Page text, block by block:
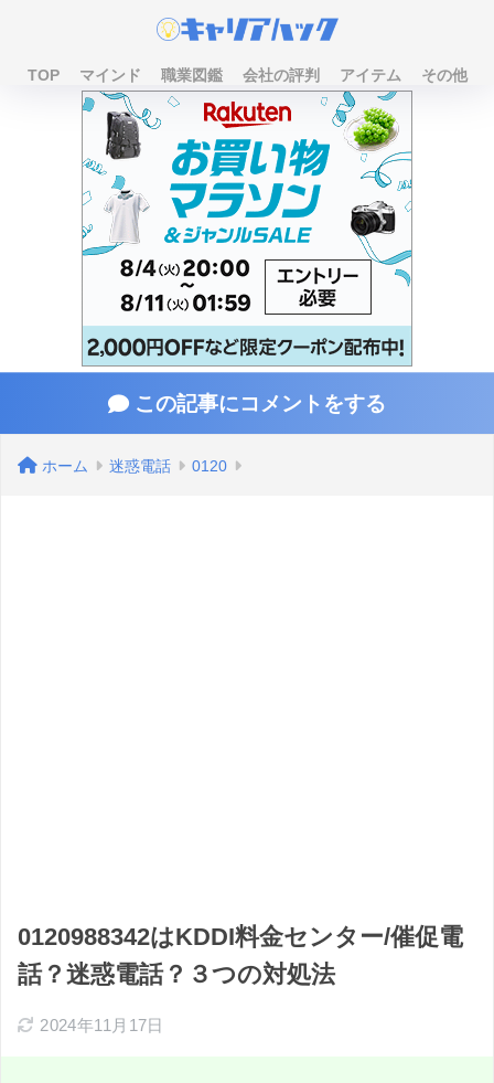
TOP マインド 職業図鑑 会社の評判 アイテム その他
この記事にコメントをする
ホーム 迷惑電話 0120
0120988342はKDDI料金センター/催促電
話？迷惑電話？３つの対処法
2024年11月17日